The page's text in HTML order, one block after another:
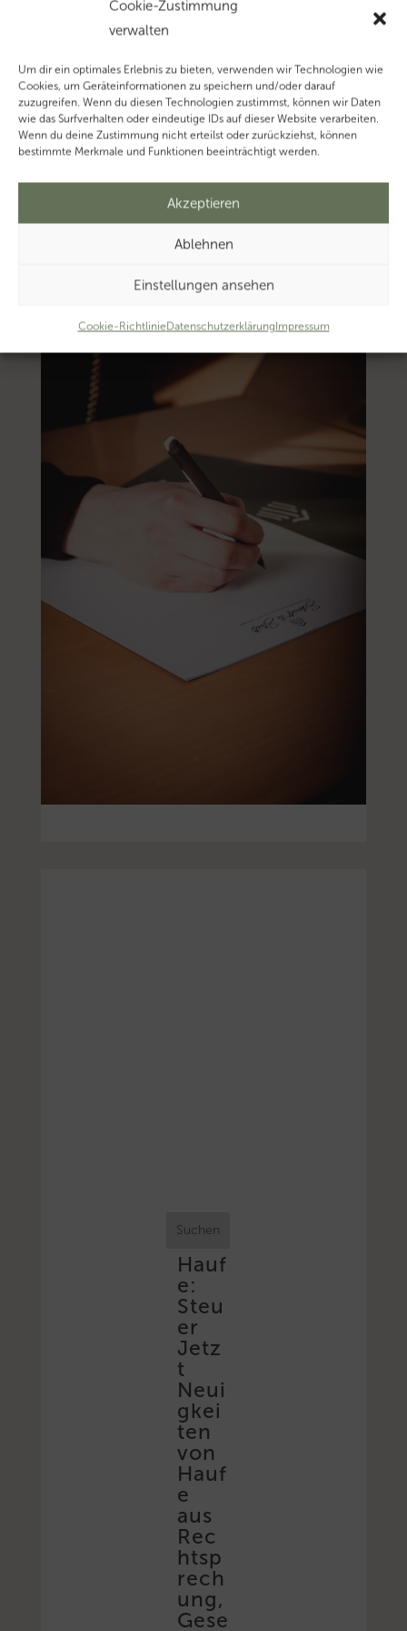
Cookie-Zustimmung
verwalten
Um dir ein optimales Erlebnis zu bieten, verwenden wir Technologien wie
Cookies, um Geräteinformationen zu speichern und/oder darauf
zuzugreifen. Wenn du diesen Technologien zustimmst, können wir Daten
wie das Surfverhalten oder eindeutige IDs auf dieser Website verarbeiten.
Wenn du deine Zustimmung nicht erteilst oder zurückziehst, können
bestimmte Merkmale und Funktionen beeinträchtigt werden.
Akzeptieren
Ablehnen
Einstellungen ansehen
Cookie-RichtlinieDatenschutzerklärungImpressum
Suchen
Hauf
e:
Steu
er
Jetz
t
Neui
gkei
ten
von
Hauf
e
aus
Rec
htsp
rech
ung,
Gese